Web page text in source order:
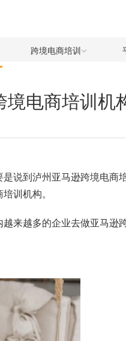
跨境电商培训
电商培训机
说到泸州亚马逊跨境电商
训机构。
来越多的企业去做亚马逊